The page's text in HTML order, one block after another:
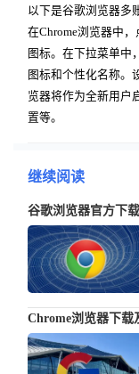
以下是谷歌浏览器多
在Chrome浏览器中
图标。在下拉菜单中
图标和个性化名称。
览器将作为全新用户
置等。
继续阅读
谷歌浏览器官方下
Chrome浏览器下载